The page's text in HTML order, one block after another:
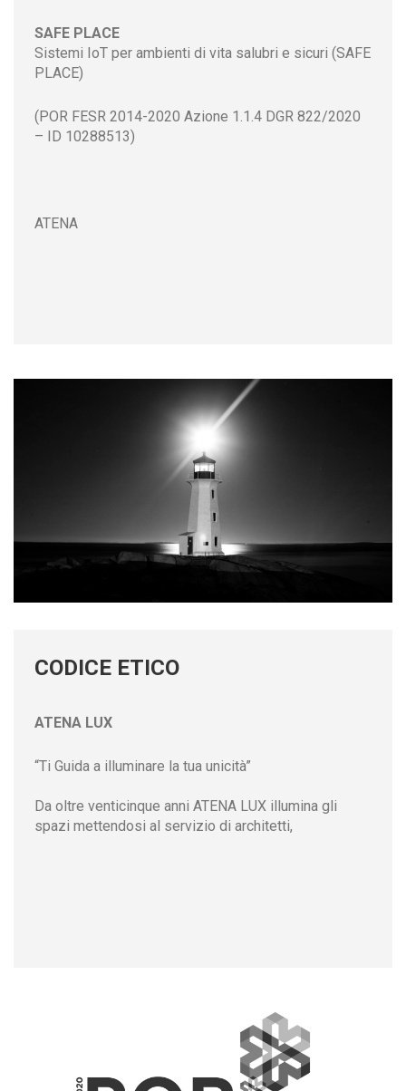
SAFE PLACE
Sistemi IoT per ambienti di vita salubri e sicuri (SAFE
PLACE)
(POR FESR 2014-2020 Azione 1.1.4 DGR 822/2020
– ID 10288513)
ATENA
CODICE ETICO
ATENA LUX
“Ti Guida a illuminare la tua unicità”
Da oltre venticinque anni ATENA LUX illumina gli
spazi mettendosi al servizio di architetti,